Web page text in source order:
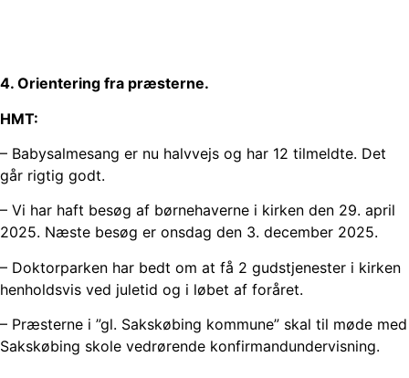
4. Orientering fra præsterne.
HMT:
– Babysalmesang er nu halvvejs og har 12 tilmeldte. Det
går rigtig godt.
– Vi har haft besøg af børnehaverne i kirken den 29. april
2025. Næste besøg er onsdag den 3. december 2025.
– Doktorparken har bedt om at få 2 gudstjenester i kirken
henholdsvis ved juletid og i løbet af foråret.
– Præsterne i ”gl. Sakskøbing kommune” skal til møde med
Sakskøbing skole vedrørende konfirmandundervisning.